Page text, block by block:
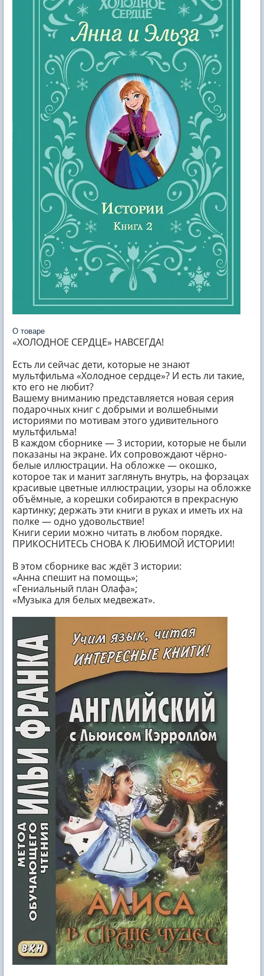
О товаре
«ХОЛОДНОЕ СЕРДЦЕ» НАВСЕГДА!
Есть ли сейчас дети, которые не знают
мультфильма «Холодное сердце»? И есть ли такие,
кто его не любит?
Вашему вниманию представляется новая серия
подарочных книг с добрыми и волшебными
историями по мотивам этого удивительного
мультфильма!
В каждом сборнике — 3 истории, которые не были
показаны на экране. Их сопровождают чёрно-
белые иллюстрации. На обложке — окошко,
которое так и манит заглянуть внутрь, на форзацах
красивые цветные иллюстрации, узоры на обложке
объёмные, а корешки собираются в прекрасную
картинку; держать эти книги в руках и иметь их на
полке — одно удовольствие!
Книги серии можно читать в любом порядке.
ПРИКОСНИТЕСЬ СНОВА К ЛЮБИМОЙ ИСТОРИИ!
В этом сборнике вас ждёт 3 истории:
«Анна спешит на помощь»;
«Гениальный план Олафа»;
«Музыка для белых медвежат».